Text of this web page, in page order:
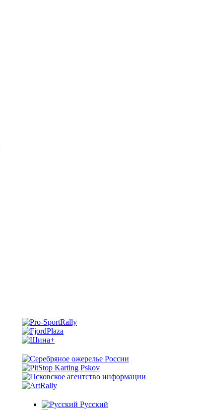
Русский